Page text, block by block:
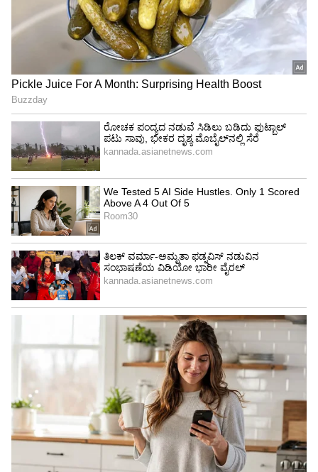
ನಾಗರ ಹಾವಿನ ಸಾಮ್ರಾಜ್ಯ :
ವಿಶ್ವದ ಅತಿ ಉದ್ದದ ವಿಷಕಾರಿ
ಹಾವು ನಾಗರಹಾವು. ಇದು 15 ಅಡಿ ಉದ್ದದವರೆಗೆ
ಬೆಳೆಯಬಹುದು. ಭಾರತದಲ್ಲಿ ನಾಗರಹಾವುಗಳ ವ್ಯಾಪ್ತಿಯು
ಪಶ್ಚಿಮ ಘಟ್ಟಗಳು, ಉತ್ತರ ಭಾರತದ ಟೆರೈ ಬೆಲ್ಟ್, ಈಶಾನ್ಯ
ಭಾರತ, ಪಶ್ಚಿಮ ಬಂಗಾಳ ಮತ್ತು ಒಡಿಶಾದ ಮ್ಯಾಂಗ್ರೋವ್
ಕರಾವಳಿಗಳು, ಅಂಡಮಾನ್ ಮತ್ತು ನಿಕೋಬಾರ್ ಮತ್ತು
ಪೂರ್ವ ಘಟ್ಟಗಳ ಕೆಲವು ಭಾಗಗಳಲ್ಲಿ ಹೆಚ್ಚಾಗಿ ಕಂಡು
ಬರುತ್ತದೆ.